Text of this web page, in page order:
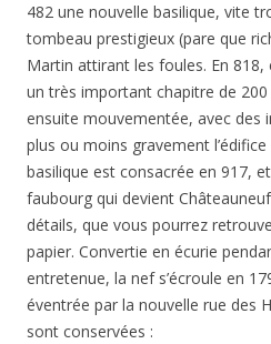
482 une nouvelle basilique, vite
tombeau prestigieux (pare que
Martin attirant les foules. En 818,
un très important chapitre de 200
ensuite mouvementée, avec des
plus ou moins gravement
basilique est consacrée en 917,
faubourg qui devient
détails, que vous pourrez
papier. Convertie en écurie
entretenue, la nef s’écroule en
éventrée par la nouvelle rue des
sont conservées :